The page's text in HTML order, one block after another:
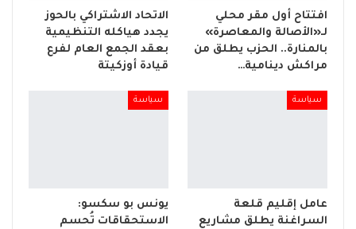
افتتاح أول مقر محلي
لـ«الأصالة والمعاصرة»
بالمنارة.. الحزب يطلق من
مراكش دينامية…
الاتحاد الاشتراكي بالحوز
يجدد هياكله التنظيمية
بعقد الجمع العام لفرع
قيادة أوزكيتة
سياسة
عامل إقليم قلعة
السراغنة يطلق مشاريع
سياسة
يونس بو سكسو:
الاستحقاقات تُحسم